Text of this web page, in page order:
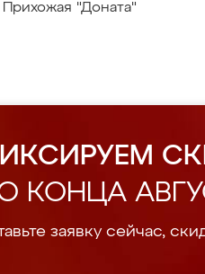
Прихожая "Доната"
КОНЦА
заявку сейчас,